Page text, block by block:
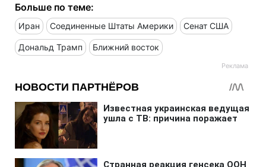
Больше по теме:
Иран Соединенные Штаты Америки Сенат США
Дональд Трамп Ближний восток